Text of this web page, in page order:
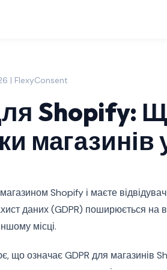
| FlexyConsent
Shopify:
магазинів
Shopify і маєте
даних (GDPR) поширюється на
місці.
що означає GDPR для магазинів